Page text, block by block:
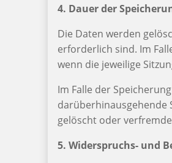
4. Dauer der
Die Daten werden
erforderlich sind. Im
wenn die jeweilige
Im Falle der
darüberhinausgehende
gelöscht oder
5. Widerspruchs- und